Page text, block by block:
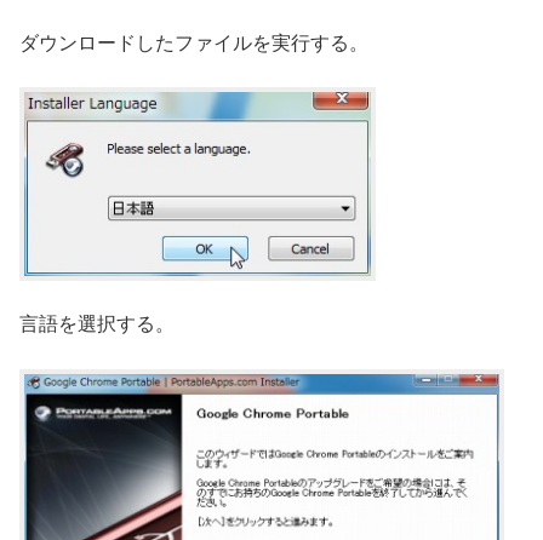
ダウンロードしたファイルを実行する。
言語を選択する。